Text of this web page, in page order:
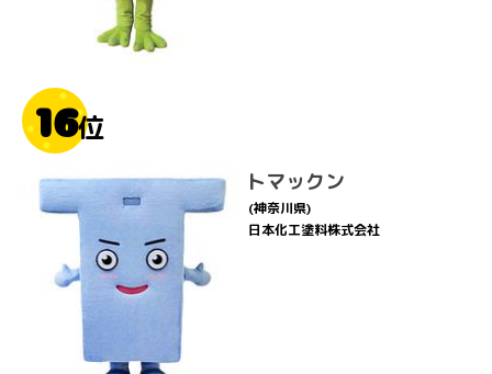
16位
トマックン
(神奈川県)
日本化工塗料株式会社